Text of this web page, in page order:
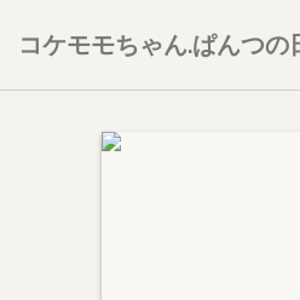
コケモモちゃん.ぱんつの